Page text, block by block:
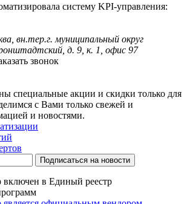
систему KPI-управления:
вн.тер.г. муниципальный округ
д. 9, к. 1, офис 97
звонок
специальные акции и скидки только для
с Вами только свежей и
и новостями.